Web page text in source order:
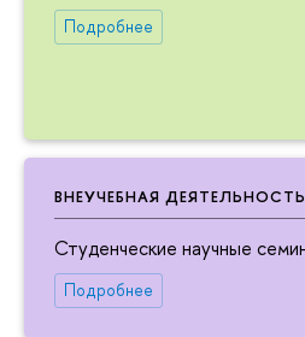
Подробнее
ВНЕУЧЕБНАЯ ДЕЯТЕЛЬНОСТЬ
Студенческие научные
Подробнее